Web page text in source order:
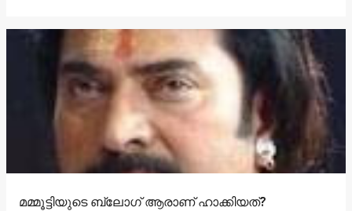
മമ്മൂട്ടിയുടെ ബ്ലോഗ്‌ ആരാണ് ഹാക്കിയത്?